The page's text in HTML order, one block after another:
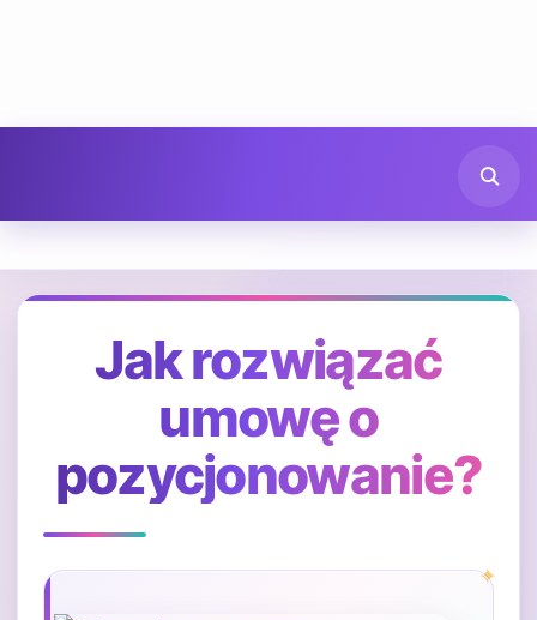
Jak rozwiązać
umowę o
pozycjonowanie?